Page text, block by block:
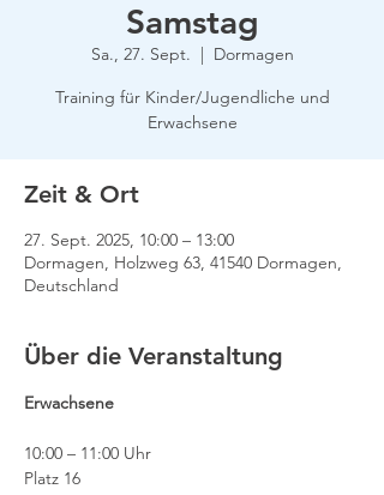
Samstag
Sa., 27. Sept.
  |
Dormagen
Training für Kinder/Jugendliche und
Erwachsene
Zeit & Ort
27. Sept. 2025, 10:00 – 13:00
Dormagen, Holzweg 63, 41540 Dormagen,
Deutschland
Über die Veranstaltung
Erwachsene
10:00 – 11:00 Uhr
Platz 16